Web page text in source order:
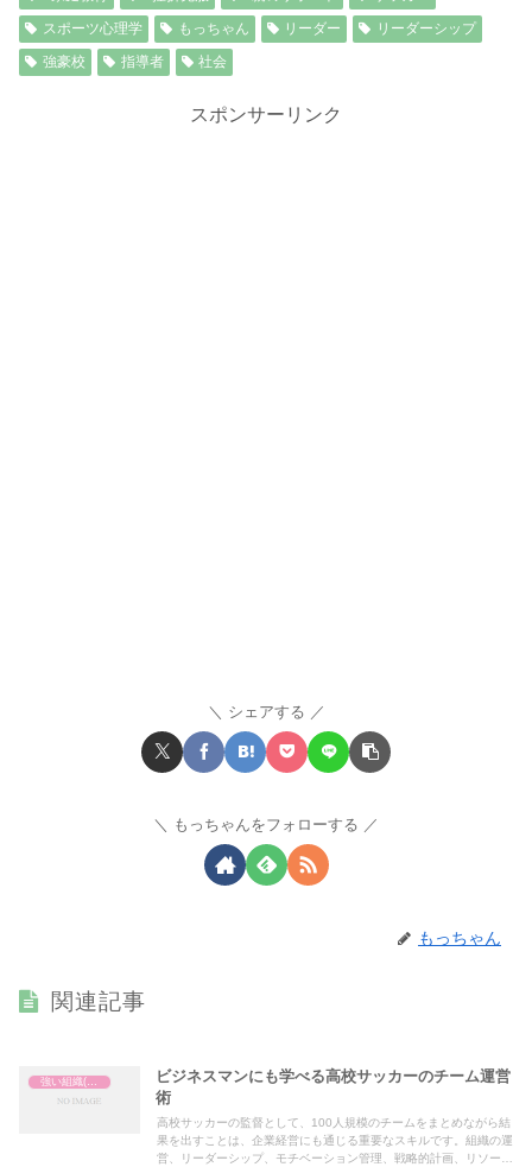
スポーツ心理学
もっちゃん リーダー
リーダーシップ
強豪校
指導者 社会
スポンサーリンク
シェアする
もっちゃんをフォローする
もっちゃん
関連記事
強い組織(チーム)の作り方
ビジネスマンにも学べる高校サッカーのチーム運営
術
高校サッカーの監督として、100人規模のチームをまとめながら結
果を出すことは、企業経営にも通じる重要なスキルです。組織の運
営、リーダーシップ、モチベーション管理、戦略的計画、リソース